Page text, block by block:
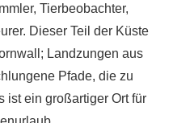
Tierbeobachter,
Dieser Teil der Küste
Landzungen aus
Pfade, die zu
ist ein großartiger Ort für